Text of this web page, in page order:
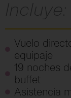
Incluye:
Vuelo
equipaje
19 noches
buffet
Asistencia